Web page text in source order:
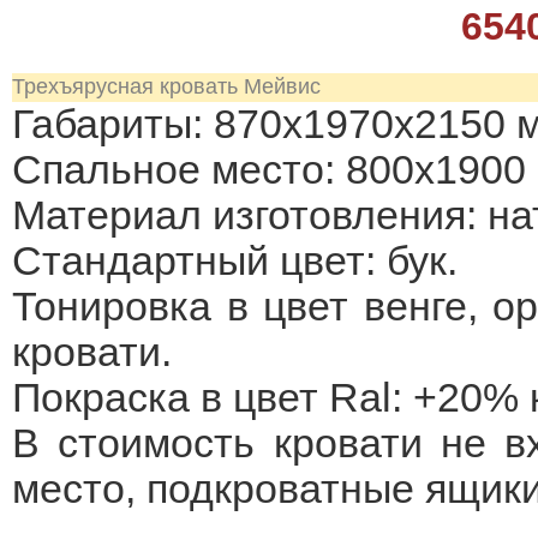
Трехъярусная кровать Мейвис
Габариты: 870х1970х2150
Спальное место:
Материал изготовления:
Стандартный цвет: бук.
Тонировка в цвет венге,
кровати.
Покраска в цвет Ral: +20%
В стоимость кровати не
место, подкроватные